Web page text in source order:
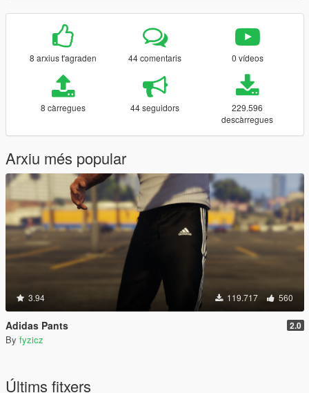
8 arxius t'agraden 44 comentaris 0 vídeos
8 càrregues 44 seguidors
229.596
descàrregues
Arxiu més popular
3.94 119.717 560
Adidas Pants 2.0
By fyzicz
Últims fitxers